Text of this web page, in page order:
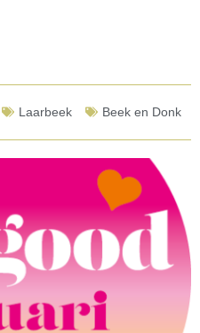
Laarbeek Beek en Donk